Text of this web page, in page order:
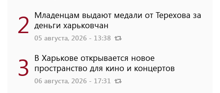
2 Младенцам выдают медали от Терехова за
деньги харьковчан
05 августа, 2026 - 13:38
3 В Харькове открывается новое
пространство для кино и концертов
06 августа, 2026 - 17:31